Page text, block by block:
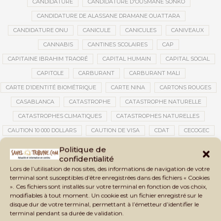
Politique de
confidentialité
Lors de l’utilisation de nos sites, des informations de navigation de votre
terminal sont susceptibles d’être enregistrées dans des fichiers « Cookies
». Ces fichiers sont installés sur votre terminal en fonction de vos choix,
modifiables à tout moment. Un cookie est un fichier enregistré sur le
disque dur de votre terminal, permettant à l’émetteur d’identifier le
terminal pendant sa durée de validation.
CANDIDATURE CANDIDATURE D'OUSMANE SONKO
CANDIDATURE DE ALASSANE DRAMANE OUATTARA
CANDIDATURE ONU CANICULE CANICULES CANIVEAUX
CANNABIS CANTINES SCOLAIRES CAP
CAPITAINE IBRAHIM TRAORÉ CAPITAL HUMAIN CAPITAL SOCIAL
CAPITOLE CARBURANT CARBURANT MALI
CARTE D’IDENTITÉ BIOMÉTRIQUE CARTE NINA CARTONS ROUGES
CASABLANCA CATASTROPHE CATASTROPHE NATURELLE
CATASTROPHES CLIMATIQUES CATASTROPHES NATURELLES
CAUTION 10 000 DOLLARS CAUTION DE VISA CDAT CECOGEC
CEMAPI CEN-SNESUP
CENTRAFRIQUE CENTRALE SOLAIRE
CENTRALE SOLAIRE DE SANANKOROBA CENTRALES SOLAIRES
CENTRE D'INTELLIGENCE ARTIFICIELLE
CENTRE DE SANTÉ COMMUNAUTAIRE